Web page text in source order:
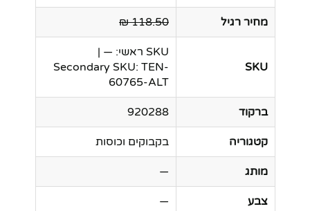
מחיר רגיל 118.50 ₪
SKU
SKU ראשי: — |
Secondary SKU: TEN-
60765-ALT
ברקוד 920288
קטגוריה בקבוקים וכוסות
מותג —
צבע —